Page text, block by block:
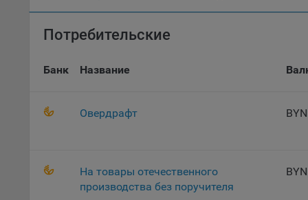
Потребительские
Банк Название
Овердрафт BYN
На товары отечественного
производства без поручителя
BYN